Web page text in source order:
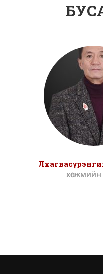
ХӨГЖМИЙН